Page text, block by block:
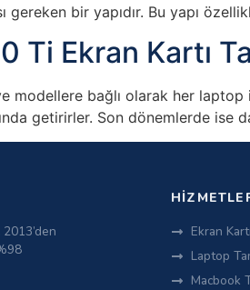
gereken bir yapıdır. Bu yapı
Ti Ekran Kartı
modellere bağlı olarak her laptop
getirirler. Son dönemlerde
Ekran
Laptop
Macbook